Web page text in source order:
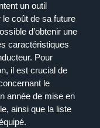
un outil
coût de sa future
d’obtenir une
caractéristiques
Pour
il est crucial de
le
année de mise en
ainsi que la liste